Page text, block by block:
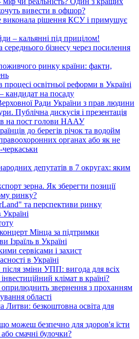
вивести в офшор?
виконала рішення КСУ і примушує
– кальянні під прицілом!
середнього бізнесу через посилення
ринку країни: факти,
освітньої реформи в Україні
кандидат на посаду
Ради України з прав людини
Публічна дискусія і презентація
на пост голови НААУ
до берегів річок та водойм
органах або як не
депутатів в 7 округах: яким
зерна. Як зберегти позиції
ринку?
та перспективи ринку
Україні
Мінца за підтримки
Ізраїль в Україні
сервісами і захист
в Україні
після зміни УПП: вигода для всіх
клімат в країні?
оприлюднить звернення з проханням
області
Литви: безкоштовна освіта для
можеш безпечно для здоров'я їсти
смачні булочки?